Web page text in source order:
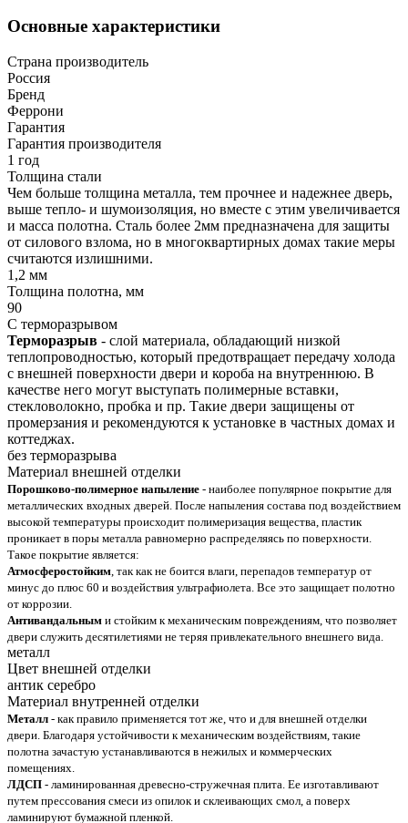
Основные характеристики
Страна производитель
Россия
Бренд
Феррони
Гарантия
Гарантия производителя
1 год
Толщина стали
Чем больше толщина металла, тем прочнее и надежнее дверь,
выше тепло- и шумоизоляция, но вместе с этим увеличивается
и масса полотна. Сталь более 2мм предназначена для защиты
от силового взлома, но в многоквартирных домах такие меры
считаются излишними.
1,2 мм
Толщина полотна, мм
90
С терморазрывом
Терморазрыв - слой материала, обладающий низкой
теплопроводностью, который предотвращает передачу холода
с внешней поверхности двери и короба на внутреннюю. В
качестве него могут выступать полимерные вставки,
стекловолокно, пробка и пр. Такие двери защищены от
промерзания и рекомендуются к установке в частных домах и
коттеджах.
без терморазрыва
Материал внешней отделки
Порошково-полимерное напыление - наиболее популярное покрытие для
металлических входных дверей. После напыления состава под воздействием
высокой температуры происходит полимеризация вещества, пластик
проникает в поры металла равномерно распределяясь по поверхности.
Такое покрытие является:
Атмосферостойким , так как не боится влаги, перепадов температур от
минус до плюс 60 и воздействия ультрафиолета. Все это защищает полотно
от коррозии.
Антивандальным и стойким к механическим повреждениям, что позволяет
двери служить десятилетиями не теряя привлекательного внешнего вида.
металл
Цвет внешней отделки
антик серебро
Материал внутренней отделки
Металл - как правило применяется тот же, что и для внешней отделки
двери. Благодаря устойчивости к механическим воздействиям, такие
полотна зачастую устанавливаются в нежилых и коммерческих
помещениях.
ЛДСП - ламинированная древесно-стружечная плита. Ее изготавливают
путем прессования смеси из опилок и склеивающих смол, а поверх
ламинируют бумажной пленкой.